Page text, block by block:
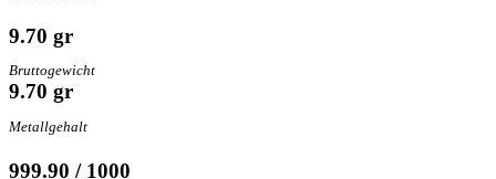
9.70 gr
Bruttogewicht
9.70 gr
Metallgehalt
999.90 / 1000